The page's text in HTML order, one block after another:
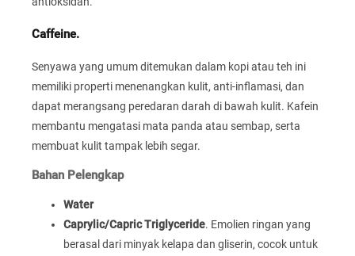
Caffeine.
Senyawa yang umum ditemukan dalam kopi atau teh ini
memiliki properti menenangkan kulit, anti-inflamasi, dan
dapat merangsang peredaran darah di bawah kulit. Kafein
membantu mengatasi mata panda atau sembap, serta
membuat kulit tampak lebih segar.
Bahan Pelengkap
Water
Caprylic/Capric Triglyceride. Emolien ringan yang
berasal dari minyak kelapa dan gliserin, cocok untuk